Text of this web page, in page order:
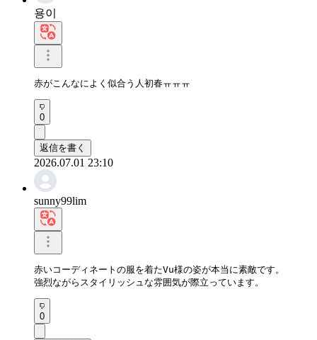
용이
赤がこんなによく似合う人初春ㅠㅠㅠ
0
返信を書く
2026.07.01 23:10
sunny99lim
赤いコーディネートの服を着たVu様の姿が本当に素敵です。
強烈ながらスタイリッシュな雰囲気が際立っています。
0